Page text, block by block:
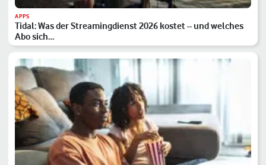
APPS
Tidal: Was der Streamingdienst 2026 kostet – und welches
Abo sich…